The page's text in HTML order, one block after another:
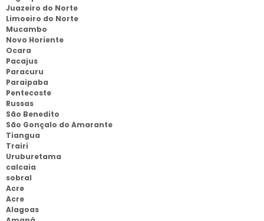
Juazeiro do Norte
Limoeiro do Norte
Mucambo
Novo Horiente
Ocara
Pacajus
Paracuru
Paraipaba
Pentecoste
Russas
São Benedito
São Gonçalo do Amarante
Tiangua
Trairi
Uruburetama
calcaia
sobral
Acre
Acre
Alagoas